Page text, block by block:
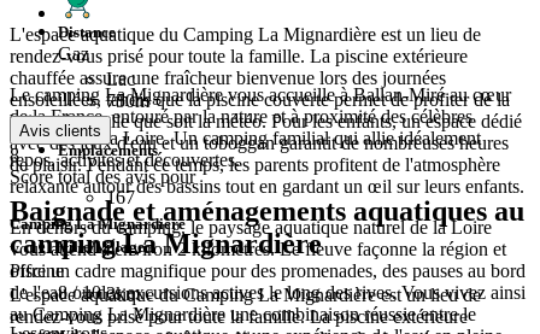
L'espace aquatique du Camping La Mignardière est un lieu de
rendez-vous prisé pour toute la famille. La piscine extérieure
chauffée assure une fraîcheur bienvenue lors des journées
ensoleillées, tandis que la piscine couverte permet de profiter de la
baignade quelle que soit la météo. Pour les enfants, un espace dédié
avec des jeux d'eau et un toboggan garantit de nombreuses heures
de plaisir. Pendant ce temps, les parents profitent de l'atmosphère
relaxante autour des bassins tout en gardant un œil sur leurs enfants.
En dehors du camping, le paysage aquatique naturel de la Loire
vous attend à environ 2 kilomètres. Le fleuve façonne la région et
offre un cadre magnifique pour des promenades, des pauses au bord
de l'eau ou des excursions actives le long des rives. Vous vivez ainsi
au Camping La Mignardière une combinaison réussie entre le
Gaz
Le camping La Mignardière vous accueille à Ballan-Miré au cœur
de la France, entouré par la nature et à proximité des célèbres
châteaux de la Loire. Un camping familial qui allie idéalement
repos, activités et découvertes.
Baignade et aménagements aquatiques au
camping La Mignardière
L'espace aquatique du Camping La Mignardière est un lieu de
rendez-vous prisé pour toute la famille. La piscine extérieure
Distance
Lac
750m
Emplacements
167
Ville/Village
3km
Avis clients
8
Score total des avis pour
Camping La Mignardière
Piscine
8/ 10